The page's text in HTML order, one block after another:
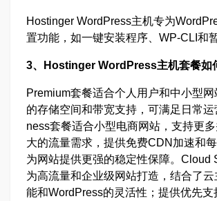
Hostinger WordPress主机专为
置功能，如一键安装程序、WP-CLI和
3、Hostinger WordPress主机套餐如
Premium套餐适合个人用户和中小型网
的存储空间和带宽支持，可满足日常
ness套餐适合小型电商网站，支持更
大的流量需求，提供免费CDN加速和每
为网站提供更强的稳定性保障。Cloud
为高流量和企业级网站打造，结合了
能和WordPress的灵活性；提供优先支